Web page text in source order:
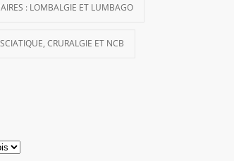
: LOMBALGIE ET LUMBAGO
CRURALGIE ET NCB